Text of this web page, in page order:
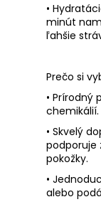
•
minút
ľahšie
Prečo si
• Prírodný
chemikálií.
• Skvelý
podporuje
pokožky.
•
alebo